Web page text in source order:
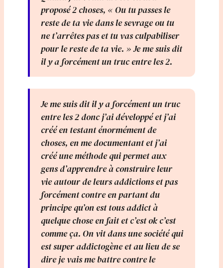
proposé 2 choses, « Ou tu passes le
reste de ta vie dans le sevrage ou tu
ne t’arrêtes pas et tu vas culpabiliser
pour le reste de ta vie. » Je me suis dit
il y a forcément un truc entre les 2.
Je me suis dit il y a forcément un truc
entre les 2 donc j’ai développé et j’ai
créé en testant énormément de
choses, en me documentant et j’ai
créé une méthode qui permet aux
gens d’apprendre à construire leur
vie autour de leurs addictions et pas
forcément contre en partant du
principe qu’on est tous addict à
quelque chose en fait et c’est ok c’est
comme ça. On vit dans une société qui
est super addictogène et au lieu de se
dire je vais me battre contre le